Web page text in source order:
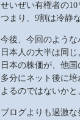
せいぜい有権者の10
つまり、9割は冷静
今後、今回のよう
日本人の大半は同
日本の株価が、他
多分にネット後に
よるのではないかと
ブログよりも過激